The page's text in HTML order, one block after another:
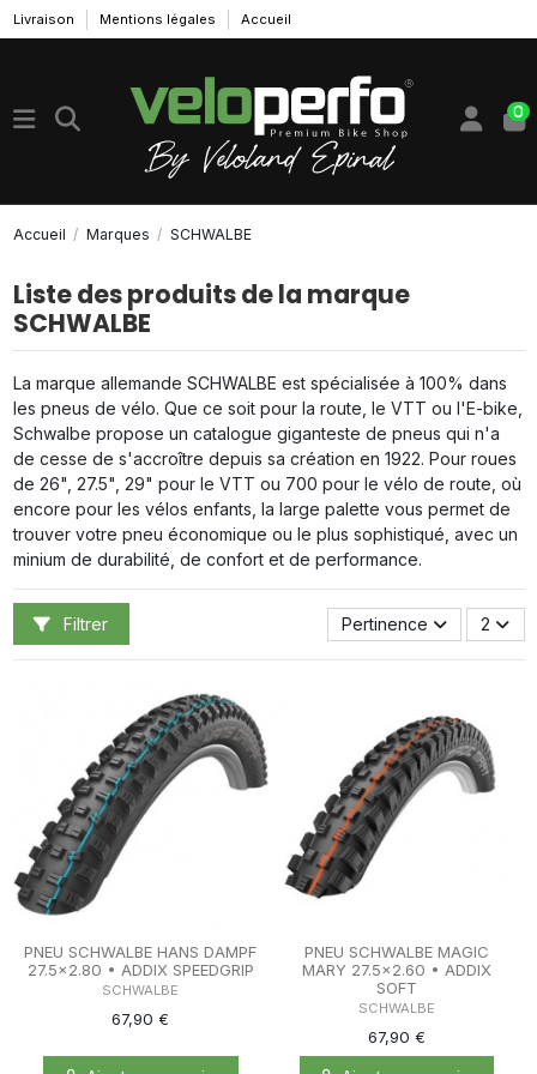
Livraison Mentions légales Accueil
0
Accueil Marques SCHWALBE
Liste des produits de la marque
SCHWALBE
La marque allemande SCHWALBE est spécialisée à 100% dans
les pneus de vélo. Que ce soit pour la route, le VTT ou l'E-bike,
Schwalbe propose un catalogue giganteste de pneus qui n'a
de cesse de s'accroître depuis sa création en 1922. Pour roues
de 26", 27.5", 29" pour le VTT ou 700 pour le vélo de route, où
encore pour les vélos enfants, la large palette vous permet de
trouver votre pneu économique ou le plus sophistiqué, avec un
minium de durabilité, de confort et de performance.
Filtrer Pertinence 2
PNEU SCHWALBE HANS DAMPF
27.5x2.80 • ADDIX SPEEDGRIP
SCHWALBE
67,90 €
PNEU SCHWALBE MAGIC
MARY 27.5x2.60 • ADDIX
SOFT
SCHWALBE
67,90 €